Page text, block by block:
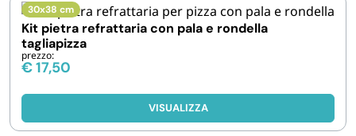
30x38 cm
Kit pietra refrattaria con pala e rondella
tagliapizza
prezzo:
€17,50
VISUALIZZA